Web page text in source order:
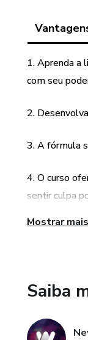
1. Aprenda a
com seu
2.
3. A fórmula
4. O curso
sentir culpa
5. Com uma
Mostrar mais
Saiba